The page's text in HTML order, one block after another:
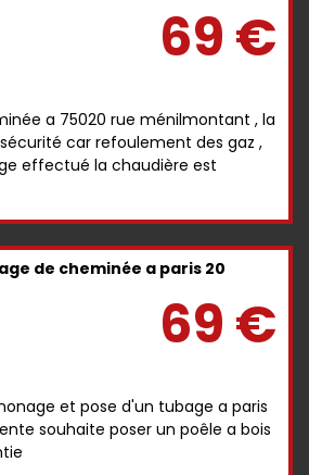
69 €
a 75020 rue ménilmontant , la
car refoulement des gaz ,
effectué la chaudière est
de cheminée a paris 20
69 €
et pose d'un tubage a paris
souhaite poser un poêle a bois